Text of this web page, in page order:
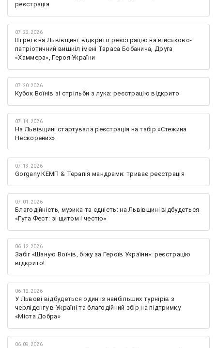
реєстрація
07.22.2026
Втретє на Львівщині: відкрито реєстрацію на військово-
патріотичний вишкіл імені Тараса Бобанича, Друга
«Хаммера», Героя України
07.20.2026
Кубок Воїнів зі стрільби з лука: реєстрацію відкрито
07.14.2026
На Львівщині стартувала реєстрація на табір «Стежина
Нескорених»
07.13.2026
Gorgany КЕМП & Терапія мандрами: триває реєстрація
07.01.2026
Благодійність, музика та єдність: на Львівщині відбудеться
«Гута Фест: зі щитом і честю»
06.12.2026
Забіг «Шаную Воїнів, біжу за Героїв України»: реєстрацію
відкрито!
06.12.2026
У Львові відбудеться один із найбільших турнірів з
черліденгу в Україні та благодійний збір на підтримку
«Міста Добра»
06.09.2026